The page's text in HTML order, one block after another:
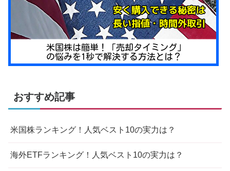
おすすめ記事
米国株ランキング！人気ベスト10の実力は？
海外ETFランキング！人気ベスト10の実力は？